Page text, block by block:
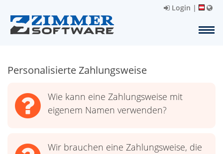
Login |
Personalisierte Zahlungsweise
Wie kann eine Zahlungsweise mit
eigenem Namen verwenden?
Wir brauchen eine Zahlungsweise, die